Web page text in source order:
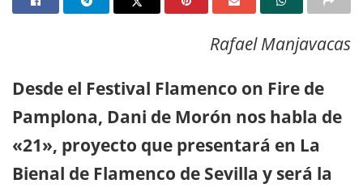
Rafael Manjavacas
Desde el Festival Flamenco on Fire de
Pamplona, Dani de Morón nos habla de
«21», proyecto que presentará en La
Bienal de Flamenco de Sevilla y será la